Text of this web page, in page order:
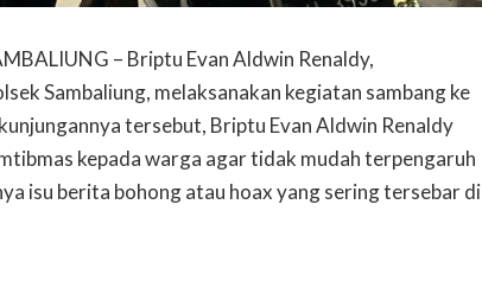
– Briptu Evan Aldwin Renaldy,
Sambaliung, melaksanakan kegiatan sambang ke
tersebut, Briptu Evan Aldwin Renaldy
kepada warga agar tidak mudah terpengaruh
isu berita bohong atau hoax yang sering tersebar di